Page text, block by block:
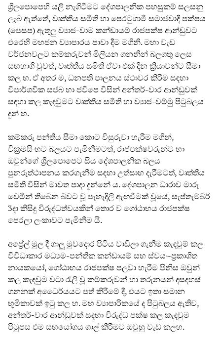
ශ්‍රීලපොපෙහි යලි නැගිටීමට දේශපාලනික පහසුකම් සලසනු
ලැබ ඇත්තේ, වෘත්තීය සමිති හා පෙරටුගාමී සමාජවාදී පක්ෂය
(පෙසප) ඇතුලු ව්‍යාජ-වාම කන්ඩායම් රාජපක්ෂ ආන්ඩුවට
එරෙහි මහජන ව්‍යාපාරය පාවා දීම මගිනි. මහා වැඩ
වර්ජනවලට කම්කරුවන් මිලියන ගනනින් බලගතු ලෙස
සහභාගි වුවත්, වෘත්තීය සමිති ඒවා එක් දින ක්‍රියාවන්ට සීමා
කල හ. ඒ අතර ම, ධනපති පාලනය ස්ථාවර කිරීම සඳහා
විපාර්ශවික සජබ හා ජවිපෙ විසින් අන්තර්-වාර ආන්ඩුවක්
සඳහා කල කැඳවුමට වෘත්තීය සමිති හා ව්‍යාජ-වම්මු පිටුබලය
දුන් හ.
කම්කරු පන්තිය සීමා කොට විසුරුවා හැරීම මගින්,
වික්‍රමසිංහට බලයට පැමිනීමටත්, රාජපක්ෂවරුන්ට හා
ඔවුන්ගේ ශ්‍රීලපොපෙට සිය දේශපාලනික බලය
පුනරුත්ථාපනය කරගැනීම සඳහා උත්සාහ දැරීමටත්, වෘත්තීය
සමිති විසින් මාවත පාදා දුන්නේ ය. දේශපාලන ධාරාව මාරු
වෙමින් තිබෙන බවට වූ පැහැදිලි ඇඟවීමක් වූයේ, සැප්තැම්බර්
3දා කිසිදු විරුද්ධත්වයකින් තොර ව ගෝඨාභය රාජපක්ෂ
පෙරලා ලංකාවට පැමිනීම යි.
අප්‍රේල් මුල දී ගාලු මුවදොර පිටිය වාඩිලා ගැනීම කැඳවුම් කල
විවිධාකාර මධ්‍යම-පන්තික කන්ඩායම් සහ ස්වයං-ප්‍රකාශිත
නායකයෝ, ගෝඨාභය රාජපක්ෂ පලවා හැරීම පිනිස ඔවුන්
කල කැඳවුම වටා රැලි වූ කම්කරුවන් හා තරුනයන් දසදහස්
ගනනක් අධෛර්යයට පත් කිරීමේ දී, එයට ඉතා සමාන
භූමිකාවක් ඉටු කල හ. මහ ව්‍යාපාරිකයේ ද පිටුබලය ඇතිව,
අන්තර්-වාර ආන්ඩුවක් සඳහා විරුද්ධ පක්ෂ කල කැඳවුම
පිටුපස එම සහයෝගය ගාල් කීරීමට ඔවුහු වැඩ කලහ.